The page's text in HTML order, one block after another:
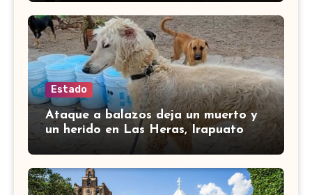
Estado
Ataque a balazos deja un muerto y
un herido en Las Heras, Irapuato